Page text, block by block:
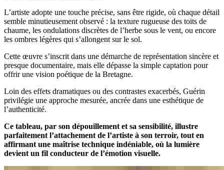
L’artiste adopte une touche précise, sans être rigide, où chaque détail
semble minutieusement observé : la texture rugueuse des toits de
chaume, les ondulations discrètes de l’herbe sous le vent, ou encore
les ombres légères qui s’allongent sur le sol.
Cette œuvre s’inscrit dans une démarche de représentation sincère et
presque documentaire, mais elle dépasse la simple captation pour
offrir une vision poétique de la Bretagne.
Loin des effets dramatiques ou des contrastes exacerbés, Guérin
privilégie une approche mesurée, ancrée dans une esthétique de
l’authenticité.
Ce tableau, par son dépouillement et sa sensibilité, illustre
parfaitement l’attachement de l’artiste à son terroir, tout en
affirmant une maîtrise technique indéniable, où la lumière
devient un fil conducteur de l’émotion visuelle.